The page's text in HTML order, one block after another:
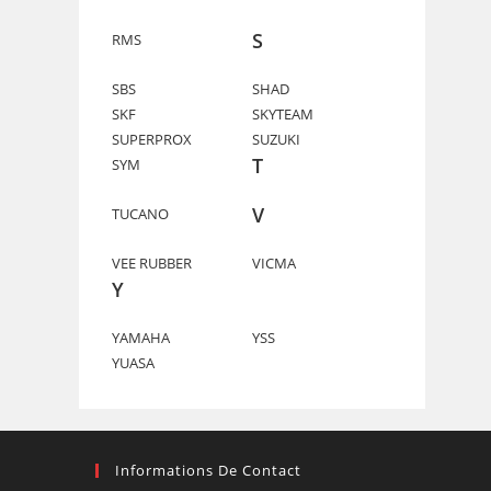
RMS S
SBS
SHAD
SKF
SKYTEAM
SUPERPROX
SUZUKI
SYM
T
TUCANO V
VEE RUBBER VICMA
Y
YAMAHA
YSS
YUASA
Informations De Contact